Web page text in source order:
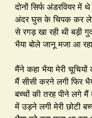
दोनों सिर्फ अंडरवियर
अंदर घुस के चिपक कर लेट
से रगड़ खा रही थी बड़ी
भैया बोले जानू मजा आ
मैंने कहा भैया मेरी
मैं सीसी करने लगी फिर
बच्चों की तरह पीने लगे
में उड़ने लगी मेरी छोटी